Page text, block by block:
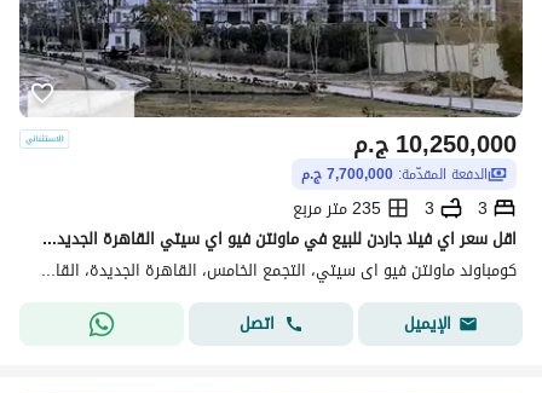
ج.م10,250,000
الدفعة المقدّمة: 7,700,000 ج.م
3
3
235 متر مربع
اقل سعر اي فيلا جاردن للبيع في ماونتن فيو اي سيتي القاهرة الجديدة Mountain View ICity New Cairo
كومباوند ماونتن فيو اى سيتي، التجمع الخامس، القاهرة الجديدة، القاهرة
الإيميل
اتصل